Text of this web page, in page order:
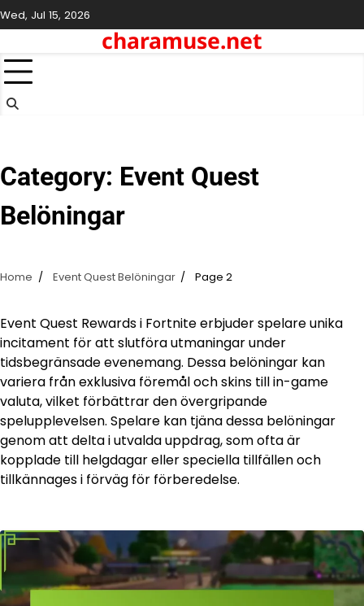
Skip
to
Wed, Jul 15, 2026
charamuse.net
Category: Event Quest
Belöningar
Home Event Quest Belöningar Page 2
Event Quest Rewards i Fortnite erbjuder spelare unika
incitament för att slutföra utmaningar under
tidsbegränsade evenemang. Dessa belöningar kan
variera från exklusiva föremål och skins till in-game
valuta, vilket förbättrar den övergripande
spelupplevelsen. Spelare kan tjäna dessa belöningar
genom att delta i utvalda uppdrag, som ofta är
kopplade till helgdagar eller speciella tillfällen och
tillkännages i förväg för förberedelse.